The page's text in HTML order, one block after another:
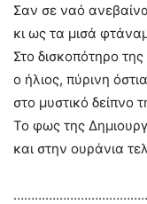
Σαν σε ναό
κι ως τα μισά
Στο δισκοπότηρο
ο ήλιος, πύρινη
στο μυστικό δείπνο
Το φως της
και στην ουράνια